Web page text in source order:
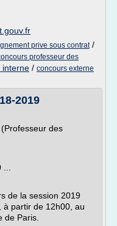
prive sous contrat/
professeur des
interne / concours externe
2019
des
de la session 2019
à partir de 12h00, au
de Paris.